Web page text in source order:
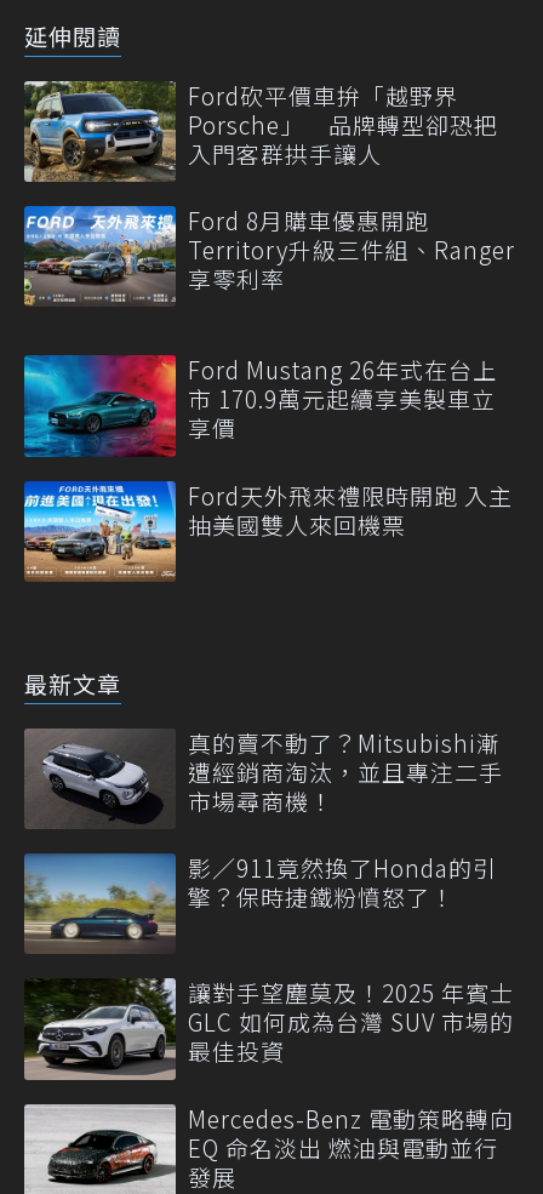
延伸閱讀
Ford砍平價車拚「越野界
Porsche」 品牌轉型卻恐把
入門客群拱手讓人
Ford 8月購車優惠開跑
Territory升級三件組、Ranger
享零利率
Ford Mustang 26年式在台上
市 170.9萬元起續享美製車立
享價
Ford天外飛來禮限時開跑 入主
抽美國雙人來回機票
最新文章
真的賣不動了？Mitsubishi漸
遭經銷商淘汰，並且專注二手
市場尋商機！
影／911竟然換了Honda的引
擎？保時捷鐵粉憤怒了！
讓對手望塵莫及！2025 年賓士
GLC 如何成為台灣 SUV 市場的
最佳投資
Mercedes-Benz 電動策略轉向
EQ 命名淡出 燃油與電動並行
發展